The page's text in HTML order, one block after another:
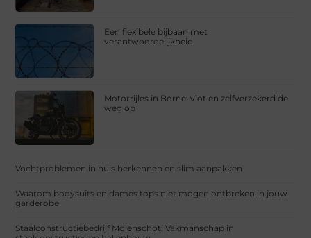
Een flexibele bijbaan met
verantwoordelijkheid
Motorrijles in Borne: vlot en zelfverzekerd de
weg op
Vochtproblemen in huis herkennen en slim aanpakken
Waarom bodysuits en dames tops niet mogen ontbreken in jouw
garderobe
Staalconstructiebedrijf Molenschot: Vakmanschap in